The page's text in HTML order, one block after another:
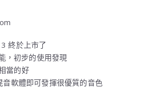
終於上市了
，初步的使用發現
當的好
軟體即可發揮很優質的音色